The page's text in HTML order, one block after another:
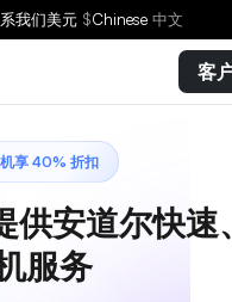
我们美元 $Chinese 中文
客
享 40% 折扣
供安道尔快速
服务